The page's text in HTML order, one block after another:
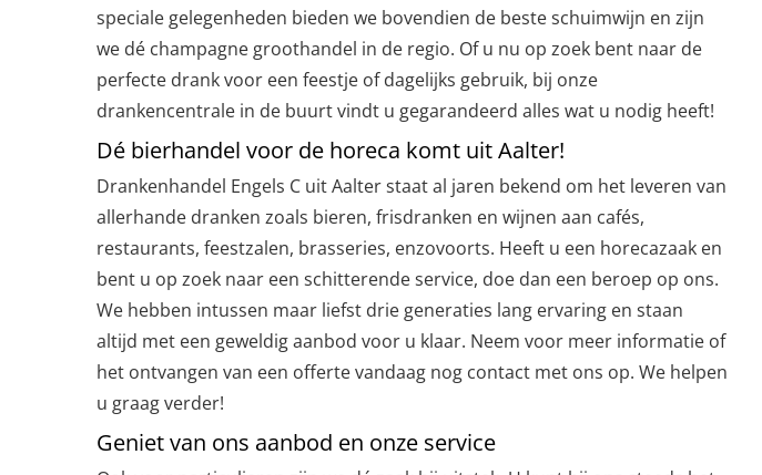
speciale gelegenheden bieden we bovendien de beste schuimwijn en zijn
we dé champagne groothandel in de regio. Of u nu op zoek bent naar de
perfecte drank voor een feestje of dagelijks gebruik, bij onze
drankencentrale in de buurt vindt u gegarandeerd alles wat u nodig heeft!
Dé bierhandel voor de horeca komt uit Aalter!
Drankenhandel Engels C uit Aalter staat al jaren bekend om het leveren van
allerhande dranken zoals bieren, frisdranken en wijnen aan cafés,
restaurants, feestzalen, brasseries, enzovoorts. Heeft u een horecazaak en
bent u op zoek naar een schitterende service, doe dan een beroep op ons.
We hebben intussen maar liefst drie generaties lang ervaring en staan
altijd met een geweldig aanbod voor u klaar. Neem voor meer informatie of
het ontvangen van een offerte vandaag nog contact met ons op. We helpen
u graag verder!
Geniet van ons aanbod en onze service